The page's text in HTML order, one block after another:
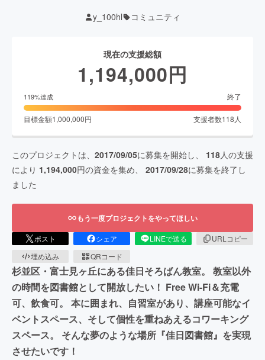
y_100hl コミュニティ
現在の支援総額
1,194,000円
119%達成 終了
目標金額1,000,000円 支援者数118 人
このプロジェクトは、 2017/09/05に募集を開始し、 118人の支援
により 1,194,000円の資金を集め、 2017/09/28に募集を終了し
ました
もう一度プロジェクトをやってほしい
ポスト シェア LINEで送る
URLコピー
埋め込み
QRコード
杉並区・富士見ヶ丘にある佳日そろばん教室。 教室以外
の時間を図書館として開放したい！ Free Wi-Fi＆充電
可、飲食可。 本に囲まれ、自習室があり、講座可能なイ
ベントスペース、そして個性を重ねあえるコワーキング
スペース。 そんな夢のような場所『佳日図書館』を実現
させたいです！